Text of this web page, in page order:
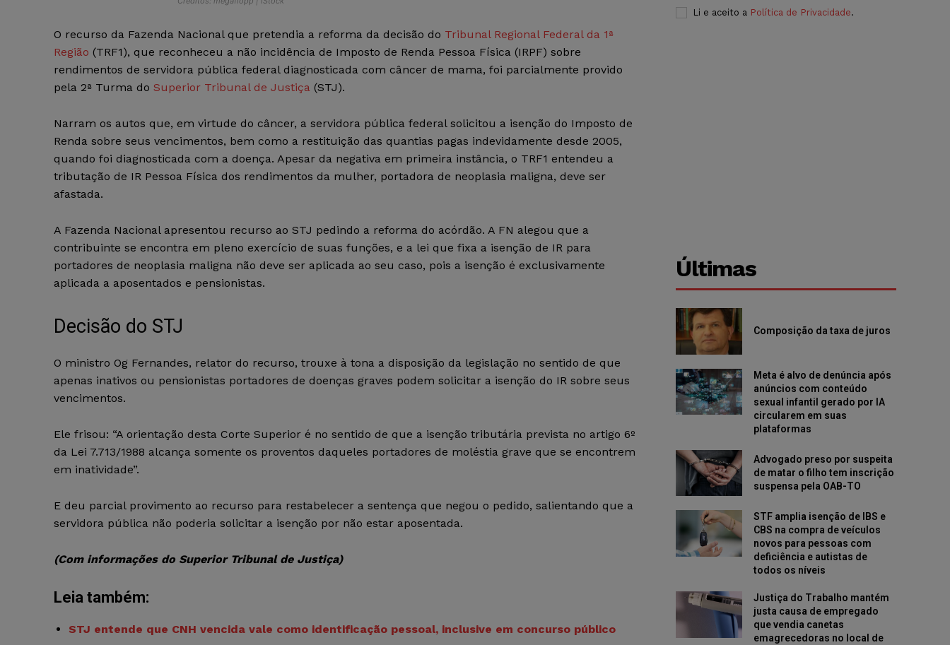
O recurso da Fazenda Nacional que pretendia a reforma da decisão do Tribunal Regional Federal da 1ª
Região (TRF1), que reconheceu a não incidência de Imposto de Renda Pessoa Física (IRPF) sobre
rendimentos de servidora pública federal diagnosticada com câncer de mama, foi parcialmente provido
pela 2ª Turma do Superior Tribunal de Justiça (STJ).
Narram os autos que, em virtude do câncer, a servidora pública federal solicitou a isenção do Imposto de
Renda sobre seus vencimentos, bem como a restituição das quantias pagas indevidamente desde 2005,
quando foi diagnosticada com a doença. Apesar da negativa em primeira instância, o TRF1 entendeu a
tributação de IR Pessoa Física dos rendimentos da mulher, portadora de neoplasia maligna, deve ser
afastada.
A Fazenda Nacional apresentou recurso ao STJ pedindo a reforma do acórdão. A FN alegou que a
contribuinte se encontra em pleno exercício de suas funções, e a lei que fixa a isenção de IR para
portadores de neoplasia maligna não deve ser aplicada ao seu caso, pois a isenção é exclusivamente
aplicada a aposentados e pensionistas.
Decisão do STJ
O ministro Og Fernandes, relator do recurso, trouxe à tona a disposição da legislação no sentido de que
apenas inativos ou pensionistas portadores de doenças graves podem solicitar a isenção do IR sobre seus
vencimentos.
Ele frisou: “A orientação desta Corte Superior é no sentido de que a isenção tributária prevista no artigo 6º
da Lei 7.713/1988 alcança somente os proventos daqueles portadores de moléstia grave que se encontrem
em inatividade”.
E deu parcial provimento ao recurso para restabelecer a sentença que negou o pedido, salientando que a
servidora pública não poderia solicitar a isenção por não estar aposentada.
(Com informações do Superior Tribunal de Justiça)
Leia também:
STJ entende que CNH vencida vale como identificação pessoal, inclusive em concurso público
Li e aceito a Política de Privacidade.
Últimas
Composição da taxa de juros
Meta é alvo de denúncia após
anúncios com conteúdo
sexual infantil gerado por IA
circularem em suas
plataformas
Advogado preso por suspeita
de matar o filho tem inscrição
suspensa pela OAB-TO
STF amplia isenção de IBS e
CBS na compra de veículos
novos para pessoas com
deficiência e autistas de
todos os níveis
Justiça do Trabalho mantém
justa causa de empregado
que vendia canetas
emagrecedoras no local de